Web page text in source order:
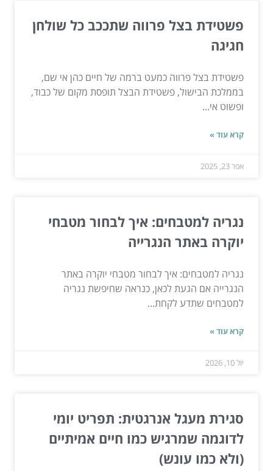
פשטידת בצל פרווה שתככב כל שולחן
חגיגה
פשטידת בצל פרווה כמעט ברמה של חיים כהן אי שם,
בממלכת הבישול, פשטידת הבצל תופסת מקום של כבוד,
ופשוט אי...
קרא עוד »
אפר 23, 2025
נגריה למטבחים: איך לבחור מטבחי
יוקרה באתר הנגרייה
נגריה למטבחים: איך לבחור מטבחי יוקרה באתר
הנגרייה אם הגעת לכאן, כנראה שחיפשת נגריה
למטבחים שתדע לקחת...
קרא עוד »
יול 10, 2026
סגירת מעגל אנרגטית: תפריט יומי
לדוגמה שמרגיש כמו חיים אמיתיים
(ולא כמו עונש)